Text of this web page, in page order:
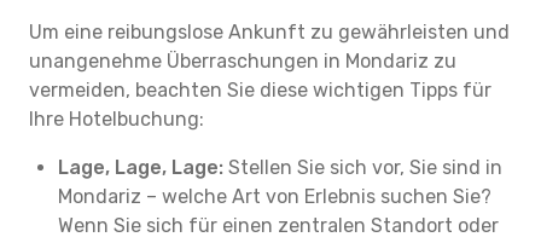
Um eine reibungslose Ankunft zu gewährleisten und
unangenehme Überraschungen in Mondariz zu
vermeiden, beachten Sie diese wichtigen Tipps für
Ihre Hotelbuchung:
Lage, Lage, Lage: Stellen Sie sich vor, Sie sind in
Mondariz – welche Art von Erlebnis suchen Sie?
Wenn Sie sich für einen zentralen Standort oder